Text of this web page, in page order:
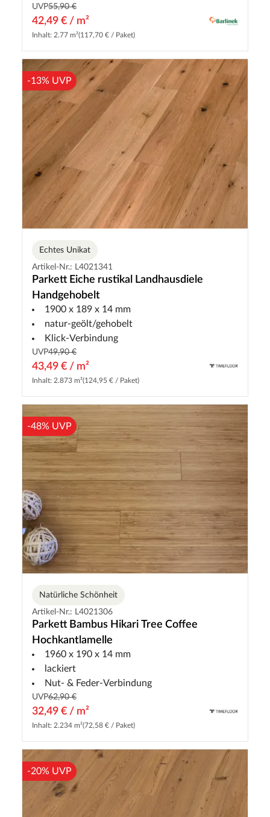
UVP55,90 €
42,49 € / m²
Inhalt: 2.77 m²(117,70 € / Paket)
-13% UVP
Echtes Unikat
Artikel-Nr.: L4021341
Parkett Eiche rustikal Landhausdiele
Handgehobelt
1900 x 189 x 14 mm
natur-geölt/gehobelt
Klick-Verbindung
UVP49,90 €
43,49 € / m²
Inhalt: 2.873 m²(124,95 € / Paket)
-48% UVP
Natürliche Schönheit
Artikel-Nr.: L4021306
Parkett Bambus Hikari Tree Coffee
Hochkantlamelle
1960 x 190 x 14 mm
lackiert
Nut- & Feder-Verbindung
UVP62,90 €
32,49 € / m²
Inhalt: 2.234 m²(72,58 € / Paket)
-20% UVP